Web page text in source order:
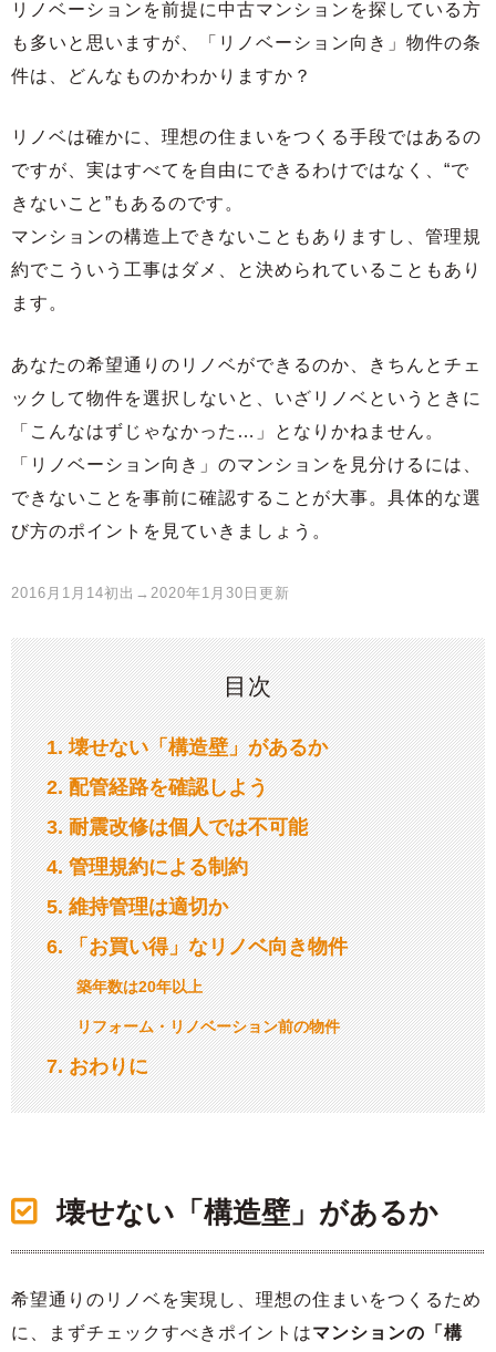
リノベーションを前提に中古マンションを探している方
も多いと思いますが、「リノベーション向き」物件の条
件は、どんなものかわかりますか？
リノベは確かに、理想の住まいをつくる手段ではあるの
ですが、実はすべてを自由にできるわけではなく、“で
きないこと”もあるのです。
マンションの構造上できないこともありますし、管理規
約でこういう工事はダメ、と決められていることもあり
ます。
あなたの希望通りのリノベができるのか、きちんとチェ
ックして物件を選択しないと、いざリノベというときに
「こんなはずじゃなかった…」となりかねません。
「リノベーション向き」のマンションを見分けるには、
できないことを事前に確認することが大事。具体的な選
び方のポイントを見ていきましょう。
2016月1月14初出→2020年1月30日更新
目次
1 壊せない「構造壁」があるか
2 配管経路を確認しよう
3 耐震改修は個人では不可能
4 管理規約による制約
5 維持管理は適切か
6 「お買い得」なリノベ向き物件
築年数は20年以上
リフォーム・リノベーション前の物件
7 おわりに
壊せない「構造壁」があるか
希望通りのリノベを実現し、理想の住まいをつくるため
に、まずチェックすべきポイントはマンションの「構